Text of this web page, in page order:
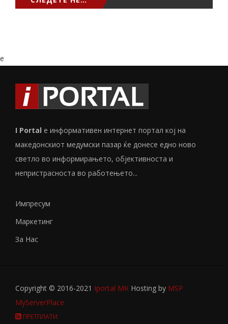
e
I Portal е информативен интернет портал кој на
македонскиот медумски пазар ќе донесе едно ново
светло во информирањето, објективноста и
непристрасноста во работењето...
Импресум
Маркетинг
За Нас
Copyright © 2016-2021 Iportal MK Hosting by MSP
MyServerPlace
ПРЕТПЛАТИ